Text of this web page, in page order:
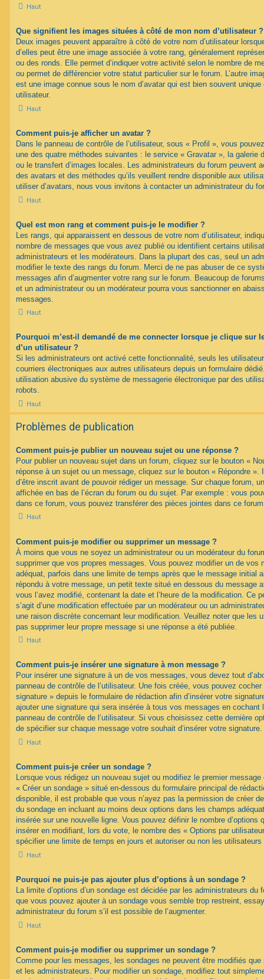
Haut
Que signifient les images situées à côté de mon nom d’utilisateur ?
Deux images peuvent apparaître à côté de votre nom d’utilisateur
d’elles peut être une image associée à votre rang, généralement
ou des ronds. Elle permet d’indiquer votre activité selon le nombre de
ou permet de différencier votre statut particulier sur le forum. L’autre
est une image connue sous le nom d’avatar qui est bien souvent
utilisateur.
Haut
Comment puis-je afficher un avatar ?
Dans le panneau de contrôle de l’utilisateur, sous « Profil », vous
une des quatre méthodes suivantes : le service « Gravatar », la galerie
ou le transfert d’images locales. Les administrateurs du forum peuvent
des avatars et des méthodes qu’ils veuillent rendre disponible aux
utiliser d’avatars, nous vous invitons à contacter un administrateur du
Haut
Quel est mon rang et comment puis-je le modifier ?
Les rangs, qui apparaissent en dessous de votre nom d’utilisateur,
nombre de messages que vous avez publié ou identifient certains
administrateurs et les modérateurs. Dans la plupart des cas, seul un
modifier le texte des rangs du forum. Merci de ne pas abuser de ce
messages afin d’augmenter votre rang sur le forum. Beaucoup de
et un administrateur ou un modérateur pourra vous sanctionner en
messages.
Haut
Pourquoi m’est-il demandé de me connecter lorsque je clique sur
d’un utilisateur ?
Si les administrateurs ont activé cette fonctionnalité, seuls les
courriers électroniques aux autres utilisateurs depuis un formulaire
utilisation abusive du système de messagerie électronique par des
robots.
Haut
Problèmes de publication
Comment puis-je publier un nouveau sujet ou une réponse ?
Pour publier un nouveau sujet dans un forum, cliquez sur le bouton «
réponse à un sujet ou un message, cliquez sur le bouton « Répondre
d’être inscrit avant de pouvoir rédiger un message. Sur chaque forum,
affichée en bas de l’écran du forum ou du sujet. Par exemple : vous
dans ce forum, vous pouvez transférer des pièces jointes dans ce
Haut
Comment puis-je modifier ou supprimer un message ?
À moins que vous ne soyez un administrateur ou un modérateur du
supprimer que vos propres messages. Vous pouvez modifier un de vos
adéquat, parfois dans une limite de temps après que le message initial
répondu à votre message, un petit texte situé en dessous du message
vous l’avez modifié, contenant la date et l’heure de la modification. Ce
s’agit d’une modification effectuée par un modérateur ou un
une raison discrète concernant leur modification. Veuillez noter que les
pas supprimer leur propre message si une réponse a été publiée.
Haut
Comment puis-je insérer une signature à mon message ?
Pour insérer une signature à un de vos messages, vous devez tout
panneau de contrôle de l’utilisateur. Une fois créée, vous pouvez
signature » depuis le formulaire de rédaction afin d’insérer votre
ajouter une signature qui sera insérée à tous vos messages en cochant
panneau de contrôle de l’utilisateur. Si vous choisissez cette dernière
de spécifier sur chaque message votre souhait d’insérer votre signature.
Haut
Comment puis-je créer un sondage ?
Lorsque vous rédigez un nouveau sujet ou modifiez le premier message
« Créer un sondage » situé en-dessous du formulaire principal de
disponible, il est probable que vous n’ayez pas la permission de créer
du sondage en incluant au moins deux options dans les champs
insérée sur une nouvelle ligne. Vous pouvez définir le nombre d’options
insérer en modifiant, lors du vote, le nombre des « Options par
spécifier une limite de temps en jours et autoriser ou non les
Haut
Pourquoi ne puis-je pas ajouter plus d’options à un sondage ?
La limite d’options d’un sondage est décidée par les administrateurs du
que vous pouvez ajouter à un sondage vous semble trop restreint,
administrateur du forum s’il est possible de l’augmenter.
Haut
Comment puis-je modifier ou supprimer un sondage ?
Comme pour les messages, les sondages ne peuvent être modifiés que
et les administrateurs. Pour modifier un sondage, modifiez tout